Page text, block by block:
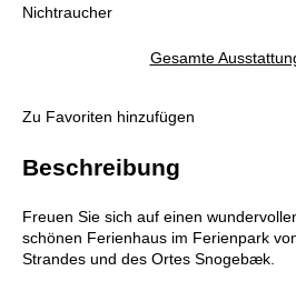
Nichtraucher
Gesamte
Zu Favoriten hinzufügen
Beschreibung
Freuen Sie sich auf einen
schönen Ferienhaus im Ferienpark
Strandes und des Ortes Snogebæk.